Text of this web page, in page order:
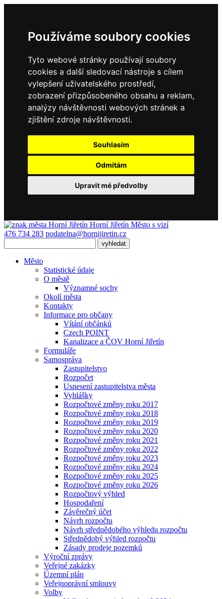
Používáme soubory cookies
Tyto webové stránky používají soubory
cookies a další sledovací nástroje s cílem
vylepšení uživatelského prostředí,
zobrazení přizpůsobeného obsahu a reklam,
analýzy návštěvnosti webových stránek a
zjištění zdroje návštěvnosti.
Souhlasím
Odmítám
Upravit mé předvolby
Horní Jiřetín Město s vizí
476 734 283 podatelna@hornijiretin.cz
Město
Statistické údaje
O městě
Významné sochy
Okolí města
Kontakty
Informace pro občany
Vítání občánků
Czech POINT
Kanalizace a ČOV Horní Jiřetín
Formuláře
Samospráva
Zastupitelstvo
Rozpočet
Usnesení zastupitelstva města
Vyhlášky
Rozpočtové změny roku 2017
Rozpočtové změny roku 2018
Rozpočtové změny roku 2019
Rozpočtové změny roku 2020
Rozpočtové změny roku 2021
Rozpočtové změny roku 2022
Rozpočtové změny roku 2023
Rozpočtové změny roku 2024
Rozpočtové změny roku 2025
Rozpočtové změny roku 2026
Rozpočtový výhled
Hospodaření
Závěrečný účet
Návrh rozpočtu
Návrh střednědobého výhledu rozpočtu
Střednědobý výhled rozpočtu
Zásady prodeje pozemků
Výroční zprávy
Veřejné zakázky
Územní plán
Veřejnoprávní smlouvy
Volby